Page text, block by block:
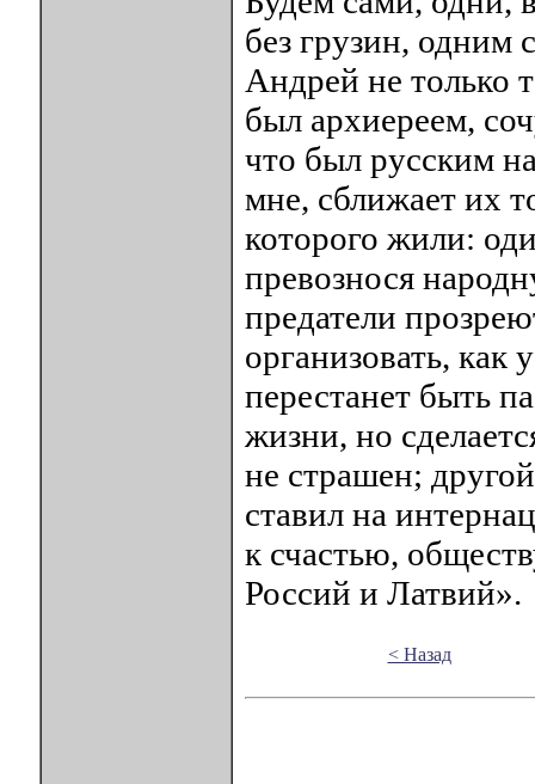
без грузин, одним
Андрей не только
был архиереем,
что был русским
мне, сближает их
которого жили:
превознося
предатели
организовать, как
перестанет быть
жизни, но
не страшен;
ставил на
к счастью,
Россий и Латвий».
< Назад